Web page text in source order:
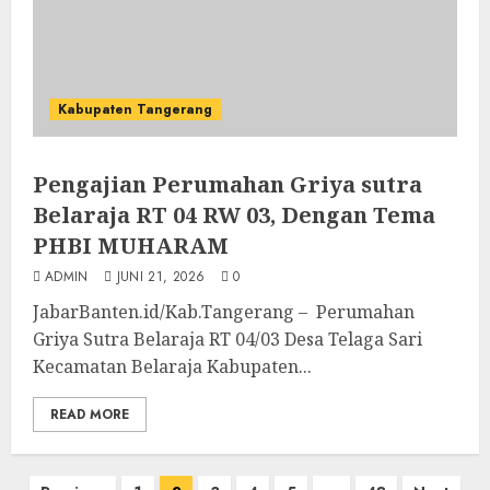
Kabupaten Tangerang
Pengajian Perumahan Griya sutra
Belaraja RT 04 RW 03, Dengan Tema
PHBI MUHARAM
ADMIN JUNI 21, 2026 0
JabarBanten.id/Kab.Tangerang – Perumahan
Griya Sutra Belaraja RT 04/03 Desa Telaga Sari
Kecamatan Belaraja Kabupaten...
READ MORE